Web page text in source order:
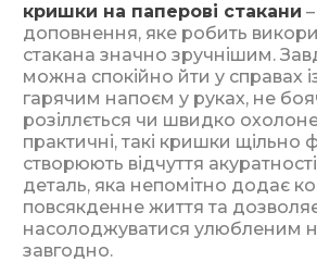
кришки на паперові стакани
доповнення, яке робить
стакана значно зручнішим.
можна спокійно йти у справах
гарячим напоєм у руках, не
розіллється чи швидко
практичні, такі кришки щільно
створюють відчуття
деталь, яка непомітно додає
повсякденне життя та
насолоджуватися улюбленим
завгодно.